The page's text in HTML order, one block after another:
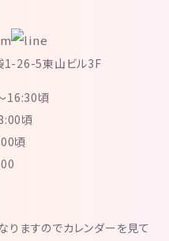
1-26-5東山ビル3F
16:30頃
頃
頃
ますのでカレンダーを見て